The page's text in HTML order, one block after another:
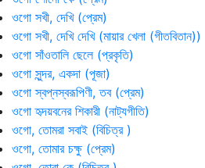
ওগো সখী, দেখি (প্রেম)
ওগো সখী, দেখি দেখি (মায়ার খেলা (গীতবিতান))
ওগো সাঁওতালি ছেলে (প্রকৃতি)
ওগো সুন্দর, একদা (পূজা)
ওগো স্বপ্নস্বরূপিণী, তব (প্রেম)
ওগো হৃদয়বনের শিকারী (নাট্যগীতি)
ওগো, তোমরা সবাই (বিচিত্র )
ওগো, তোমার চক্ষু (প্রেম)